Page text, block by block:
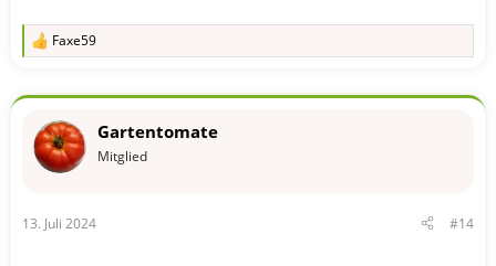
R
k
o
:
Faxe59
Gartentomate
Mitglied
13. Juli 2024 #14